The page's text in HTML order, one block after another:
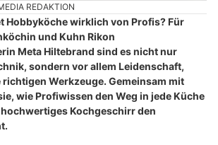
REDAKTION
Hobbyköche wirklich von Profis? Für
und Kuhn Rikon
Meta Hiltebrand sind es nicht nur
sondern vor allem Leidenschaft,
Werkzeuge. Gemeinsam mit
wie Profiwissen den Weg in jede Küche
Kochgeschirr den